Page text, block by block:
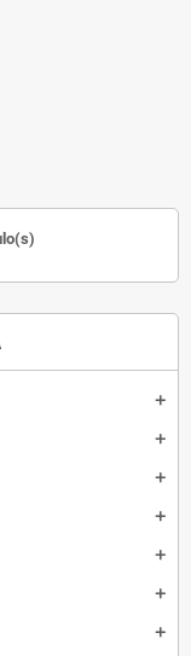
add
add
add
add
add
add
add